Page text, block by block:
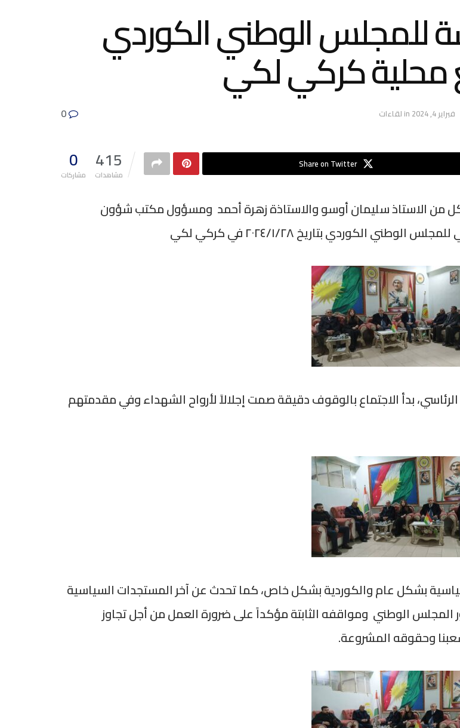
للمجلس الوطني الكوردي
محلية كركي لكي
فبراير 4, 2024 in لقاءات
0
مشاركات
415
مشاهدات
Share on Twitter
من الاستاذ سليمان أوسو والاستاذة زهرة أحمد ومسؤول مكتب شؤون
الكوردي بتاريخ ٢٠٢٤/١/٢٨ في كركي لكي
بدأ الاجتماع بالوقوف دقيقة صمت إجلالاً لأرواح الشهداء وفي مقدمتهم
بشكل عام والكوردية بشكل خاص، كما تحدث عن آخر المستجدات السياسية
المجلس الوطني ومواقفه الثابتة مؤكداً على ضرورة العمل من أجل تجاوز
وحقوقه المشروعة.